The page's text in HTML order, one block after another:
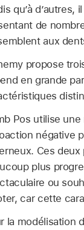
qu’à
de
aux
propose
en grande
Pos utilise
négative
Ces
plus
ou
car cette
la modélisation